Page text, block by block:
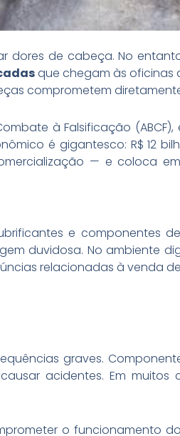
dores de cabeça. No
que chegam às oficinas
comprometem
à Falsificação
é gigantesco: R$ 12
— e coloca
e componentes
duvidosa. No ambiente
relacionadas à venda
graves.
acidentes. Em
o funcionamento